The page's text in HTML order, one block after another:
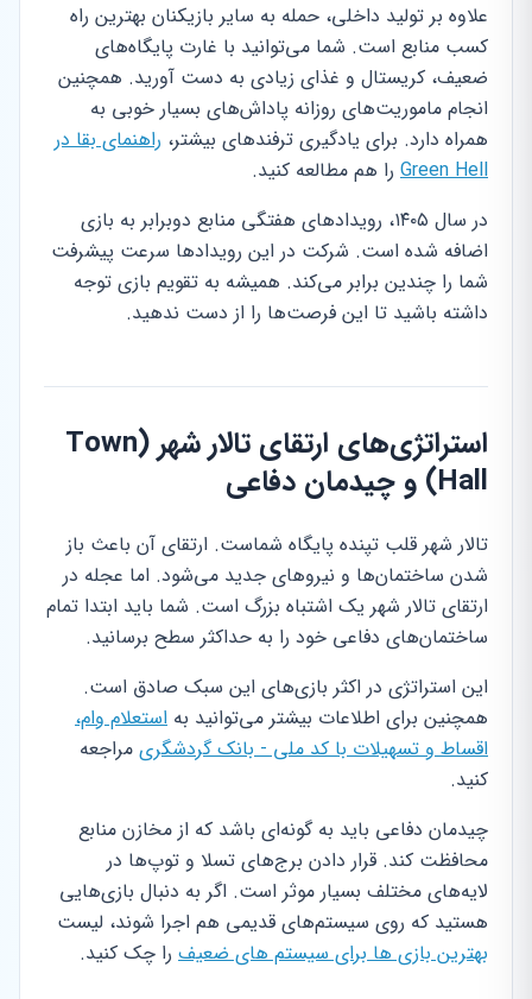
علاوه بر تولید داخلی، حمله به سایر بازیکنان بهترین راه
کسب منابع است. شما می‌توانید با غارت پایگاه‌های
ضعیف، کریستال و غذای زیادی به دست آورید. همچنین
انجام ماموریت‌های روزانه پاداش‌های بسیار خوبی به
همراه دارد. برای یادگیری ترفندهای بیشتر، راهنمای بقا در
Green Hell را هم مطالعه کنید.
در سال ۱۴۰۵، رویدادهای هفتگی منابع دوبرابر به بازی
اضافه شده است. شرکت در این رویدادها سرعت پیشرفت
شما را چندین برابر می‌کند. همیشه به تقویم بازی توجه
داشته باشید تا این فرصت‌ها را از دست ندهید.
استراتژی‌های ارتقای تالار شهر (Town
Hall) و چیدمان دفاعی
تالار شهر قلب تپنده پایگاه شماست. ارتقای آن باعث باز
شدن ساختمان‌ها و نیروهای جدید می‌شود. اما عجله در
ارتقای تالار شهر یک اشتباه بزرگ است. شما باید ابتدا تمام
ساختمان‌های دفاعی خود را به حداکثر سطح برسانید.
این استراتژی در اکثر بازی‌های این سبک صادق است.
همچنین برای اطلاعات بیشتر می‌توانید به استعلام وام،
اقساط و تسهیلات با کد ملی - بانک گردشگری مراجعه
کنید.
چیدمان دفاعی باید به گونه‌ای باشد که از مخازن منابع
محافظت کند. قرار دادن برج‌های تسلا و توپ‌ها در
لایه‌های مختلف بسیار موثر است. اگر به دنبال بازی‌هایی
هستید که روی سیستم‌های قدیمی هم اجرا شوند، لیست
بهترین بازی ها برای سیستم های ضعیف را چک کنید.